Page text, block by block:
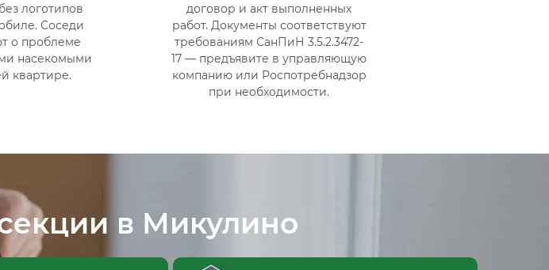
логотипов
Соседи
о проблеме
насекомыми
квартире.
договор и акт выполненных
работ. Документы соответствуют
требованиям СанПиН 3.5.2.3472-
17 — предъявите в управляющую
компанию или Роспотребнадзор
при необходимости.
в Микулино